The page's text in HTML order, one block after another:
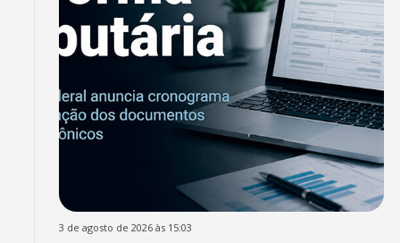
3 de agosto de 2026 às 15:03